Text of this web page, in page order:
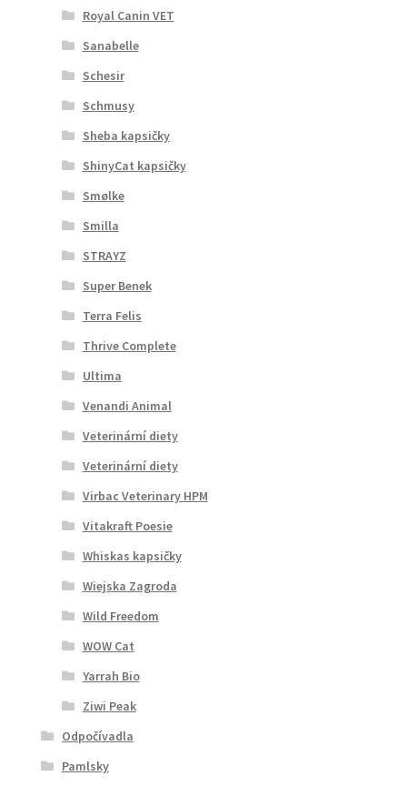
Royal Canin VET
Sanabelle
Schesir
Schmusy
Sheba kapsičky
ShinyCat kapsičky
Smølke
Smilla
STRAYZ
Super Benek
Terra Felis
Thrive Complete
Ultima
Venandi Animal
Veterinární diety
Veterinární diety
Virbac Veterinary HPM
Vitakraft Poesie
Whiskas kapsičky
Wiejska Zagroda
Wild Freedom
WOW Cat
Yarrah Bio
Ziwi Peak
Odpočívadla
Pamlsky